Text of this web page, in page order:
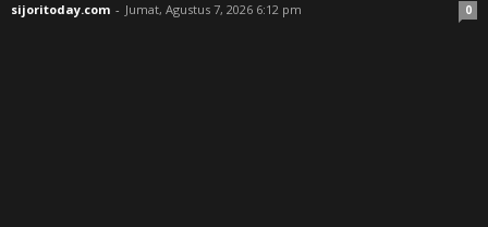
sijoritoday.com - Jumat, Agustus 7, 2026 6:12 pm 0